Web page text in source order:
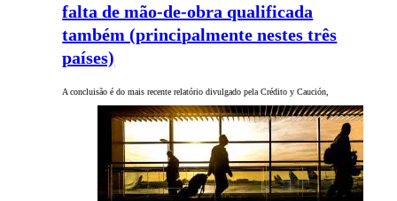
falta de mão-de-obra qualificada
também (principalmente nestes três
países)
A concluisão é do mais recente relatório divulgado pela Crédito y Caución,